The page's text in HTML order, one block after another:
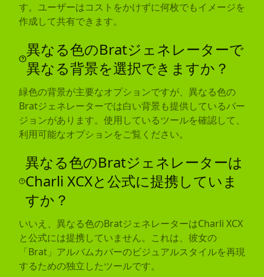
す。ユーザーはコストをかけずに何枚でもイメージを
作成して共有できます。
異なる色のBratジェネレーターで
異なる背景を選択できますか？
緑色の背景が主要なオプションですが、異なる色の
Bratジェネレーターでは白い背景も提供しているバー
ジョンがあります。使用しているツールを確認して、
利用可能なオプションをご覧ください。
異なる色のBratジェネレーターは
Charli XCXと公式に提携していま
すか？
いいえ、異なる色のBratジェネレーターはCharli XCX
と公式には提携していません。これは、彼女の
「Brat」アルバムカバーのビジュアルスタイルを再現
するための独立したツールです。